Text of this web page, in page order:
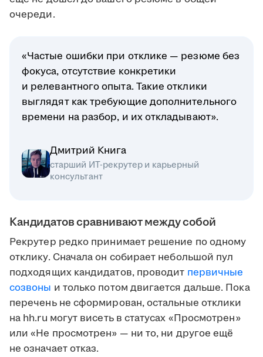
очереди.
«Частые ошибки при отклике — резюме без
фокуса, отсутствие конкретики
и релевантного опыта. Такие отклики
выглядят как требующие дополнительного
времени на разбор, и их откладывают».
Дмитрий Книга
старший ИТ-рекрутер и карьерный
консультант
Кандидатов сравнивают между собой
Рекрутер редко принимает решение по одному
отклику. Сначала он собирает небольшой пул
подходящих кандидатов, проводит первичные
созвоны и только потом двигается дальше. Пока
перечень не сформирован, остальные отклики
на hh.ru могут висеть в статусах «Просмотрен»
или «Не просмотрен» — ни то, ни другое ещё
не означает отказ.